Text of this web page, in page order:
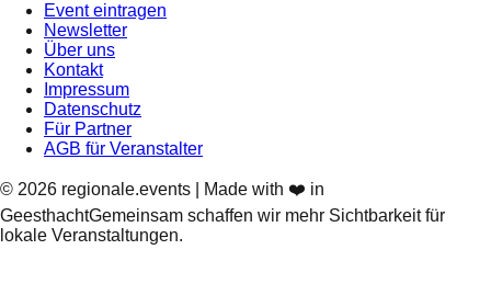
Event eintragen
Newsletter
Über uns
Kontakt
Impressum
Datenschutz
Für Partner
AGB für Veranstalter
© 2026 regionale.events | Made with ❤️ in
GeesthachtGemeinsam schaffen wir mehr Sichtbarkeit für
lokale Veranstaltungen.